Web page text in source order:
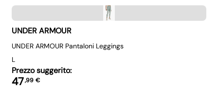
UNDER ARMOUR
UNDER ARMOUR Pantaloni Leggings
L
Prezzo suggerito:
47,99 €